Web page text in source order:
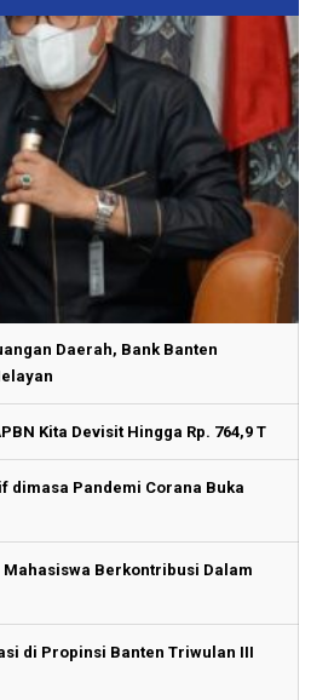
Daerah, Bank Banten
Kita Devisit Hingga Rp. 764,9 T
dimasa Pandemi Corana Buka
Mahasiswa Berkontribusi Dalam
di Propinsi Banten Triwulan III